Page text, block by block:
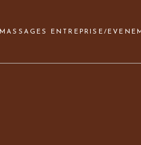
MASSAGES ENTREPRISE/